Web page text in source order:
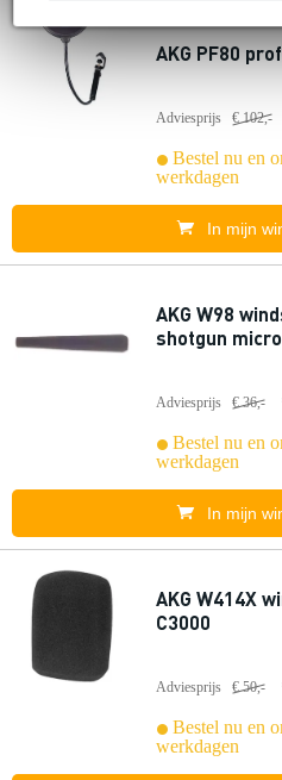
AKG PF80
Adviesprijs € 102,-
Bestel nu en
werkdagen
In mijn
AKG W98
shotgun
Adviesprijs € 36,-
Bestel nu en
werkdagen
In mijn
AKG W414X
C3000
Adviesprijs € 50,-
Bestel nu en
werkdagen